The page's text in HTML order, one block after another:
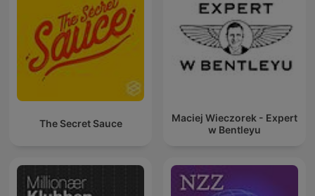
The Secret Sauce
Maciej Wieczorek - Expert
w Bentleyu